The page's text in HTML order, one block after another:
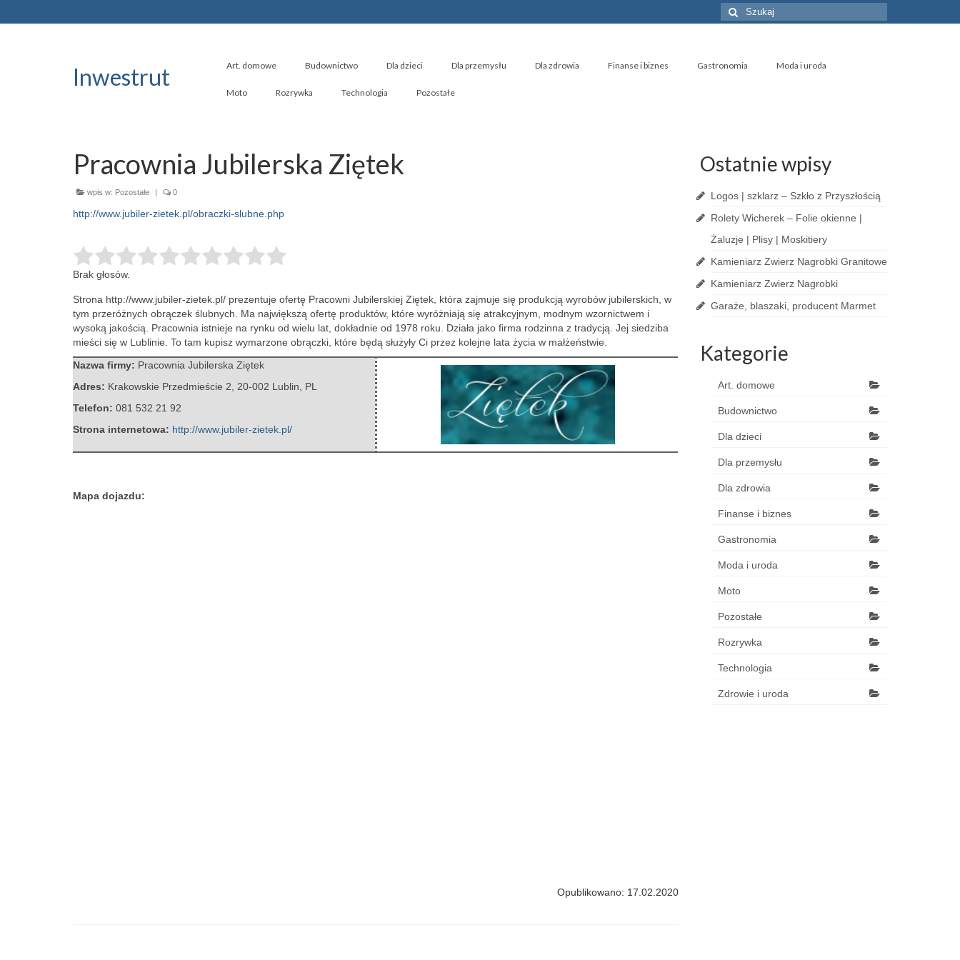
Szuklaj
w:
Inwestrut Art. domowe Budownictwo Dla dzieci Dla przemysłu Dla zdrowia Finanse i biznes Gastronomia Moda i uroda
Moto Rozrywka Technologia Pozostałe
Pracownia Jubilerska Ziętek
wpis w: Pozostałe | 0
http://www.jubiler-zietek.pl/obraczki-slubne.php
Brak głosów.
Strona http://www.jubiler-zietek.pl/ prezentuje ofertę Pracowni Jubilerskiej Ziętek, która zajmuje się produkcją wyrobów jubilerskich, w
tym przeróżnych obrączek ślubnych.
Ma największą ofertę produktów, które wyróżniają się atrakcyjnym, modnym wzornictwem i
wysoką jakością. Pracownia istnieje na rynku od wielu lat, dokładnie od 1978 roku. Działa jako firma rodzinna z tradycją. Jej siedziba
mieści się w Lublinie. To tam kupisz wymarzone obrączki, które będą służyły Ci przez kolejne lata życia w małżeństwie.
Nazwa firmy: Pracownia Jubilerska Ziętek
Adres: Krakowskie Przedmieście 2 20-002 Lublin
PL
Telefon: 081 532 21 92
Strona internetowa: http://www.jubiler-zietek.pl/
Mapa dojazdu:
Opublikowano: 17.02.2020
Ostatnie wpisy
Logos | szklarz – Szkło z Przyszłością
Rolety Wicherek – Folie okienne |
Żaluzje | Plisy | Moskitiery
Kamieniarz Zwierz Nagrobki Granitowe
Kamieniarz Zwierz Nagrobki
Garaże, blaszaki, producent Marmet
Kategorie
Art. domowe
Budownictwo
Dla dzieci
Dla przemysłu
Dla zdrowia
Finanse i biznes
Gastronomia
Moda i uroda
Moto
Pozostałe
Rozrywka
Technologia
Zdrowie i uroda